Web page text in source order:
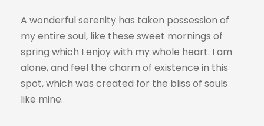
A wonderful serenity has taken possession of
my entire soul, like these sweet mornings of
spring which I enjoy with my whole heart. I am
alone, and feel the charm of existence in this
spot, which was created for the bliss of souls
like mine.